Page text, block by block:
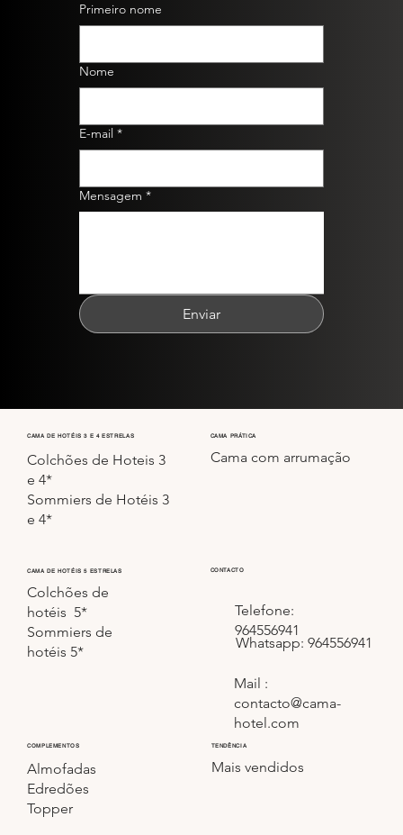
Primeiro nome
Nome
E-mail *
Mensagem *
Enviar
TENDÊNCIA
Mais vendidos
COMPLEMENTOS
Almofadas
Edredões
Topper
CAMA DE HOTÉIS 5 ESTRELAS
Colchões de
hotéis 5*
Sommiers de
hotéis 5*
CAMA DE HOTÉIS 3 E 4 ESTRELAS
Colchões de Hoteis 3
e 4*
Sommiers de Hotéis 3
e 4*
CAMA PRÁTICA
Cama com arrumação
CONTACTO
Telefone:
964556941
Whatsapp: 964556941
Mail :
contacto@cama-
hotel.com